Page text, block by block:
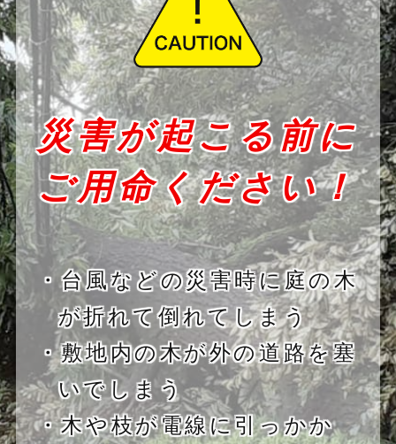
災害が起こる前に
ご用命ください！
・台風などの災害時に庭の木
が折れて倒れてしまう
・敷地内の木が外の道路を塞
いでしまう
・木や枝が電線に引っかか